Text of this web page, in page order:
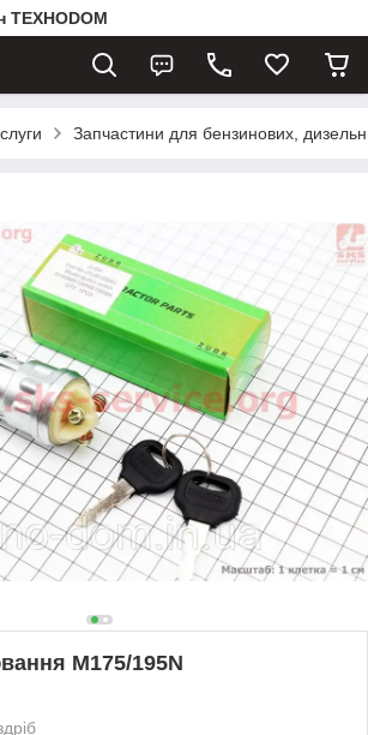
ТЕХНОDOM
Запчастини для бензинових,
M175/195N